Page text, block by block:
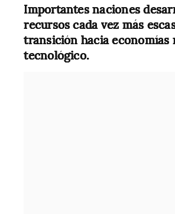
Importantes naciones
recursos cada vez más
transición hacia economías
tecnológico.